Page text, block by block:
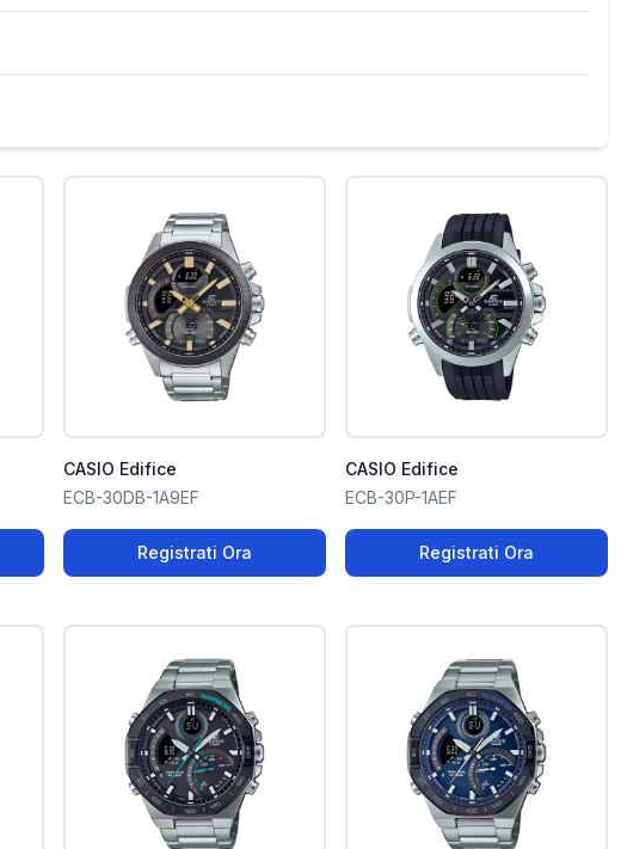
CASIO Edifice
ECB-30DB-1A9EF
Registrati Ora
CASIO Edifice
ECB-30P-1AEF
Registrati Ora